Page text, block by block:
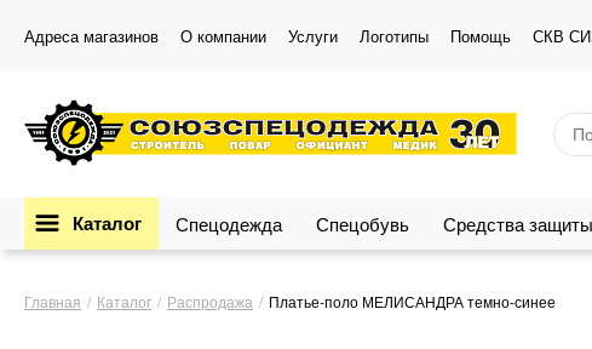
Адреса магазинов О компании Услуги Логотипы Помощь СКВ
Каталог Спецодежда Спецобувь Средства защиты
Главная Каталог Распродажа Платье-поло МЕЛИСАНДРА темно-синее